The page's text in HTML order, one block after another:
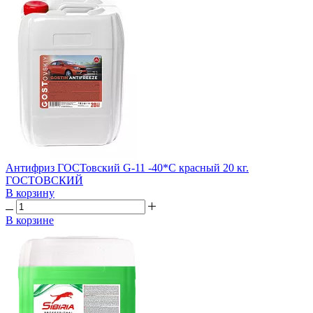
Антифриз ГОСТовский G-11 -40*C красный 20 кг.
ГОСТОВСКИЙ
В корзину
В корзине